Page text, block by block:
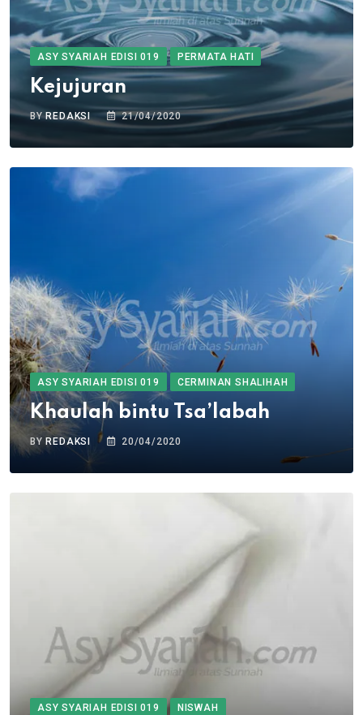
ASY SYARIAH EDISI 019 PERMATA HATI
Kejujuran
BYREDAKSI 21/04/2020
ASY SYARIAH EDISI 019 CERMINAN SHALIHAH
Khaulah bintu Tsa’labah
BY REDAKSI 20/04/2020
ASY SYARIAH EDISI 019 NISWAH